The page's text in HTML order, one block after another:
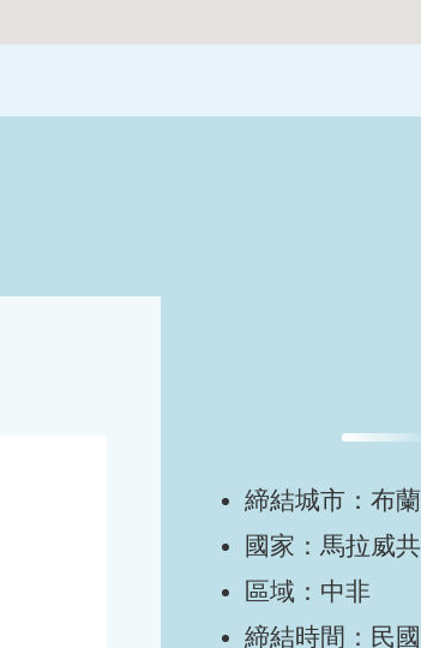
締結城市：布
國家：馬拉威
區域：中非
締結時間：民